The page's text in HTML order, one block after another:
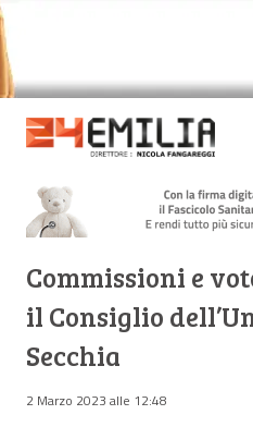
Commissioni e
il Consiglio
Secchia
2 Marzo 2023 alle 12:48